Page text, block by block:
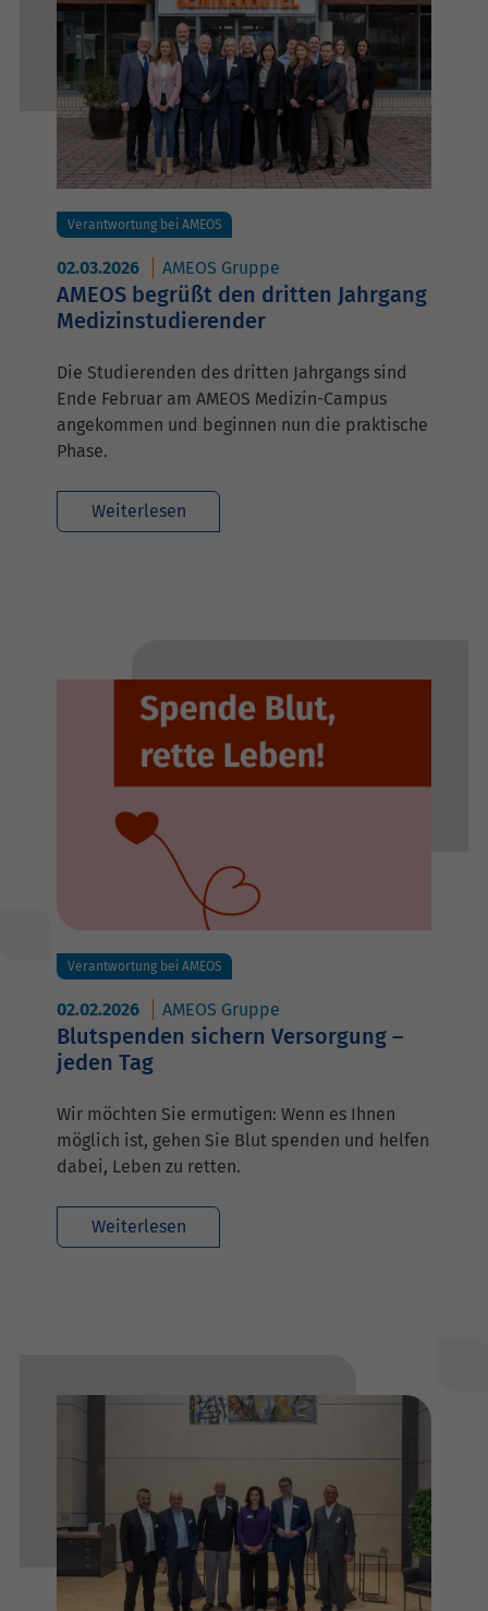
Verantwortung bei AMEOS
02.03.2026 AMEOS Gruppe
AMEOS begrüßt den dritten Jahrgang
Medizinstudierender
Die Studierenden des dritten Jahrgangs sind
Ende Februar am AMEOS Medizin-Campus
angekommen und beginnen nun die praktische
Phase.
Weiterlesen
Verantwortung bei AMEOS
02.02.2026 AMEOS Gruppe
Blutspenden sichern Versorgung –
jeden Tag
Wir möchten Sie ermutigen: Wenn es Ihnen
möglich ist, gehen Sie Blut spenden und helfen
dabei, Leben zu retten.
Weiterlesen